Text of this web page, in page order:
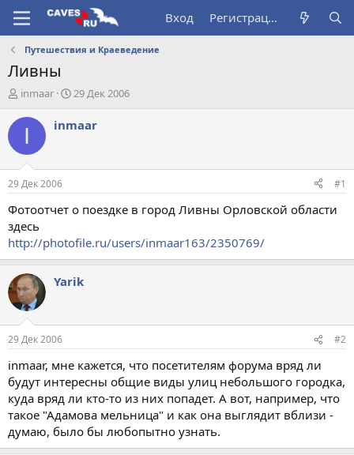
Вход Регистрация
Путешествия и Краеведение
Ливны
А
т
т
е
м
ы
inmaar
Д
т
а
л
29 Дек 2006
I inmaar
29 Дек 2006 #1
Фотоотчет о поездке в город Ливны Орловской области
здесь
http://photofile.ru/users/inmaar163/2350769/
Yarik
29 Дек 2006 #2
inmaar, мне кажется, что посетителям форума вряд ли
будут интересны общие виды улиц небольшого городка,
куда вряд ли кто-то из них попадет. А вот, например, что
такое "Адамова мельница" и как она выглядит вблизи -
думаю, было бы любопытно узнать.